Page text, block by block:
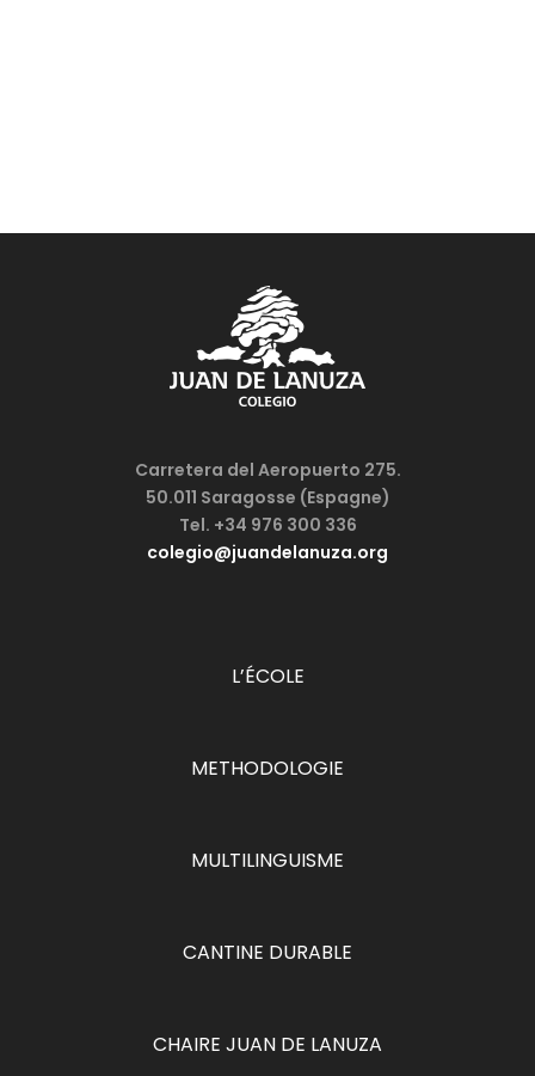
Carretera del Aeropuerto 275.
50.011 Saragosse (Espagne)
Tel. +34 976 300 336
colegio@juandelanuza.org
L’ÉCOLE
METHODOLOGIE
MULTILINGUISME
CANTINE DURABLE
CHAIRE JUAN DE LANUZA